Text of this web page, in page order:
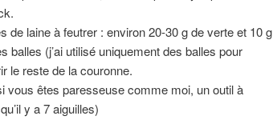
de laine à feutrer : environ 20-30 g de verte et 10 g
balles (j’ai utilisé uniquement des balles pour
le reste de la couronne.
vous êtes paresseuse comme moi, un outil à
y a 7 aiguilles)